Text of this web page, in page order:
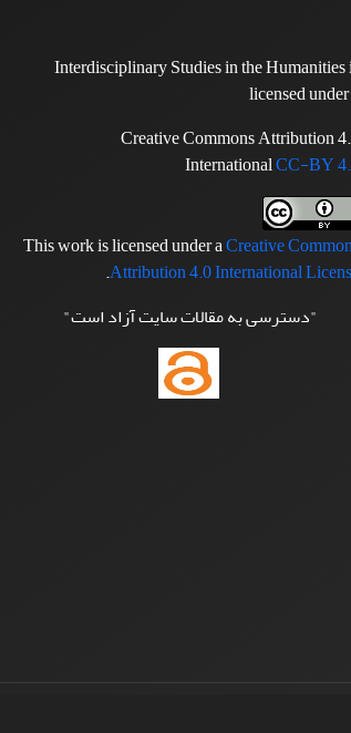
Interdisciplinary Studies in the Humanities
licensed
Creative Commons Attribution
InternationalCC-BY
This work is licensed under aCreative
Attribution 4.0 International
.
"دسترسی به مقالات سایت آزاد است"